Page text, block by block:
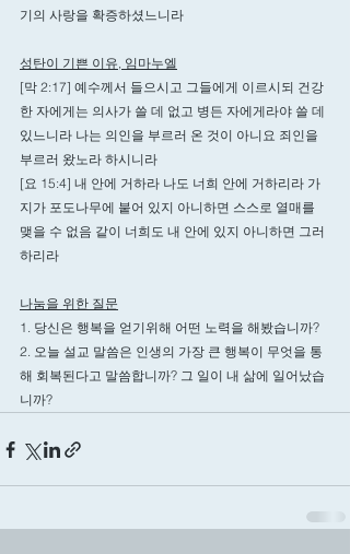
기의 사랑을 확증하셨느니라
성탄이 기쁜 이유, 임마누엘
[막 2:17] 예수께서 들으시고 그들에게 이르시되 건강
한 자에게는 의사가 쓸 데 없고 병든 자에게라야 쓸 데
있느니라 나는 의인을 부르러 온 것이 아니요 죄인을
부르러 왔노라 하시니라
[요 15:4] 내 안에 거하라 나도 너희 안에 거하리라 가
지가 포도나무에 붙어 있지 아니하면 스스로 열매를
맺을 수 없음 같이 너희도 내 안에 있지 아니하면 그러
하리라
나눔을 위한 질문
1. 당신은 행복을 얻기위해 어떤 노력을 해봤습니까?
2. 오늘 설교 말씀은 인생의 가장 큰 행복이 무엇을 통
해 회복된다고 말씀합니까? 그 일이 내 삶에 일어났습
니까?